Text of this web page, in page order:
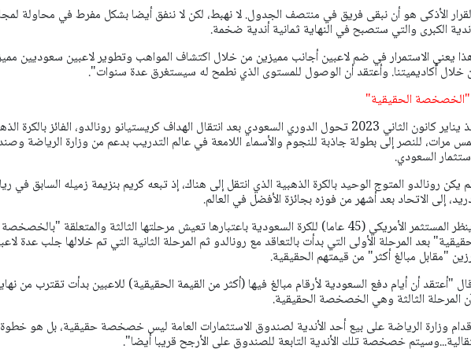
الأذكى هو أن نبقى فريق في منتصف الجدول. لا نهبط، لكن لا ننفق أيضا بشكل مفرط في محاولة
الكبرى والتي ستصبح في النهاية ثمانية أندية ضخمة.
يعني الاستمرار في ضم لاعبين أجانب مميزين من خلال اكتشاف المواهب وتطوير لاعبين سعوديين
خلال أكاديميتنا. وأعتقد أن الوصول للمستوى الذي نطمح له سيستغرق عدة سنوات".
الحقيقية"
منذ يناير كانون الثاني 2023 تحول الدوري السعودي بعد انتقال الهداف كريستيانو رونالدو، الفائز بالكرة
مرات، للنصر إلى بطولة جاذبة للنجوم والأسماء اللامعة في عالم التدريب بدعم من وزارة الرياضة
السعودي.
يكن رونالدو المتوج الوحيد بالكرة الذهبية الذي انتقل إلى هناك، إذ تبعه كريم بنزيمة زميله السابق في
إلى الاتحاد بعد أشهر من فوزه بجائزة الأفضل في العالم.
وينظر المستثمر الأمريكي (45 عاما) للكرة السعودية باعتبارها تعيش مرحلتها الثالثة والمتعلقة "بالخصخصة
بعد المرحلة الأولى التي بدأت بالتعاقد مع رونالدو ثم المرحلة الثانية التي تم خلالها جلب عدة
"مقابل مبالغ أكثر" من قيمتهم الحقيقية.
"أعتقد أن أيام دفع السعودية لأرقام مبالغ فيها (أكثر من القيمة الحقيقية) للاعبين بدأت تقترب من
المرحلة الثالثة وهي الخصخصة الحقيقية.
وزارة الرياضة على بيع أحد الأندية لصندوق الاستثمارات العامة ليس خصخصة حقيقية، بل هو خطوة
خصخصة تلك الأندية التابعة للصندوق على الأرجح قريبا أيضا".